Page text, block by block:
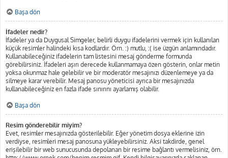
Başa dön
İfadeler nedir?
İfadeler ya da Duygusal Simgeler, belirli duygu ifadelerini vermek için kullanılan
küçük resimler halindeki kısa kodlardır. Örn. :) mutlu, :( ise üzgün anlamındadır.
Kullanabileceğiniz ifadelerin tam listesini mesaj gönderme formunda
görebilirsiniz. İfadeleri aşırı derecede kullanmamaya özen gösterin, onlar metin
yoksa okunmaz hale gelebilir ve bir moderatör mesajınızı düzenlemeye ya da
silmeye karar verebilir. Mesaj panosu yöneticisi ayrıca bir mesajınızda
kullanabileceğiniz en fazla ifade sınırını ayarlamış olabilir.
Başa dön
Resim gönderebilir miyim?
Evet, resimler mesajınızda gösterilebilir. Eğer yönetim dosya eklerine izin
verdiyse, resimleri mesaj panosuna yükleyebilirsiniz. Aksi takdirde, genel
erişilebilir bir web sunucusunda depolanan bir resime bağlantı vermelisiniz, örn.